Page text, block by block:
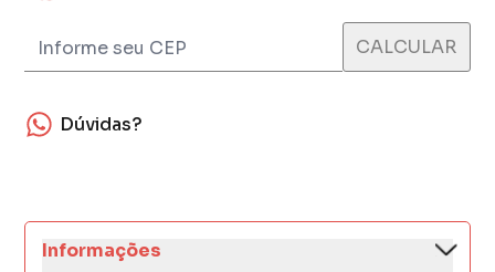
Dúvidas?
Informações